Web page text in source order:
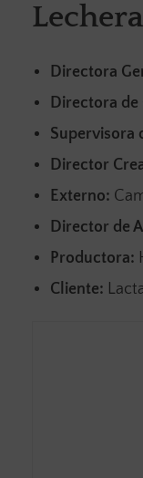
Lechera
Directora
Directora de
Supervisora
Director
Externo:
Director de
Productora:
Cliente: